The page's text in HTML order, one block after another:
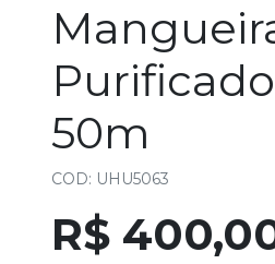
50m
COD: UHU5063
R$